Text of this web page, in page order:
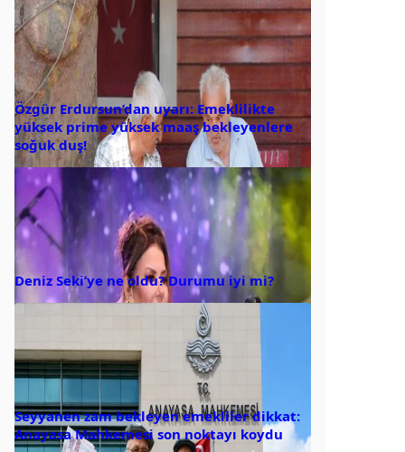
Özgür Erdursun’dan uyarı: Emeklilikte
yüksek prime yüksek maaş bekleyenlere
soğuk duş!
Deniz Seki’ye ne oldu? Durumu iyi mi?
Seyyanen zam bekleyen emekliler dikkat:
Anayasa Mahkemesi son noktayı koydu